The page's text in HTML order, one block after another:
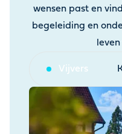
wensen past en
begeleiding en
Vijvers